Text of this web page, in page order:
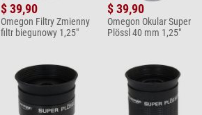
$ 39,90
Omegon Filtry Zmienny
filtr biegunowy 1,25"
$ 39,90
Omegon Okular Super
Plössl 40 mm 1,25"